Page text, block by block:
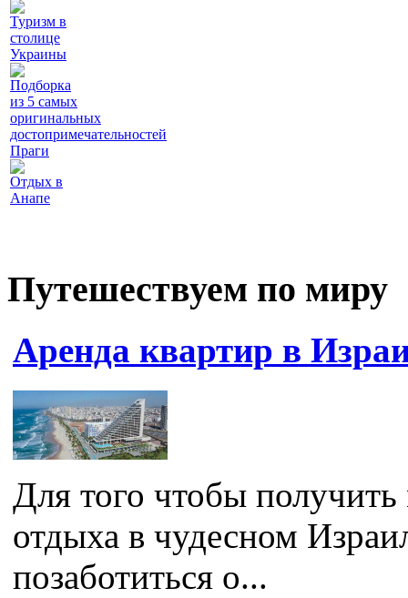
Туризм в
столице
Украины
Подборка
из 5 самых
оригинальных
достопримечательностей
Праги
Отдых в
Анапе
Путешествуем по миру
Аренда квартир в
Для того чтобы
отдыха в чудесном
позаботиться о...